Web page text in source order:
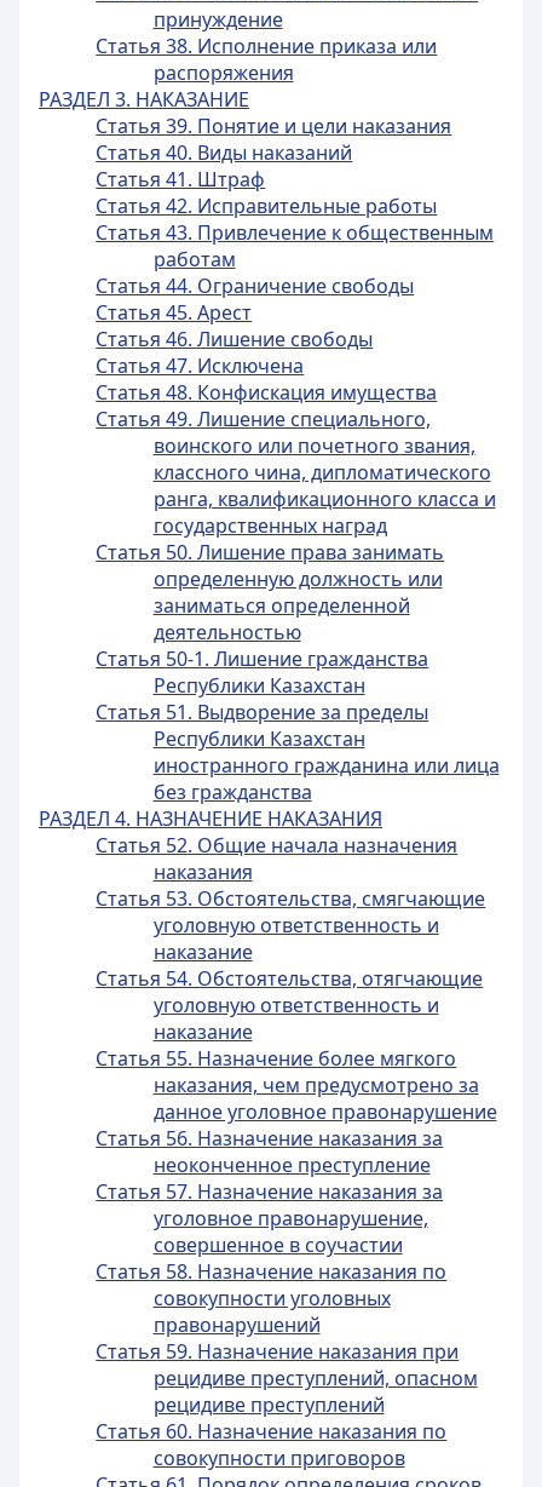
принуждение
Статья 38. Исполнение приказа или
распоряжения
РАЗДЕЛ 3. НАКАЗАНИЕ
Статья 39. Понятие и цели наказания
Статья 40. Виды наказаний
Статья 41. Штраф
Статья 42. Исправительные работы
Статья 43. Привлечение к общественным
работам
Статья 44. Ограничение свободы
Статья 45. Арест
Статья 46. Лишение свободы
Статья 47. Исключена
Статья 48. Конфискация имущества
Статья 49. Лишение специального,
воинского или почетного звания,
классного чина, дипломатического
ранга, квалификационного класса и
государственных наград
Статья 50. Лишение права занимать
определенную должность или
заниматься определенной
деятельностью
Статья 50-1. Лишение гражданства
Республики Казахстан
Статья 51. Выдворение за пределы
Республики Казахстан
иностранного гражданина или лица
без гражданства
РАЗДЕЛ 4. НАЗНАЧЕНИЕ НАКАЗАНИЯ
Статья 52. Общие начала назначения
наказания
Статья 53. Обстоятельства, смягчающие
уголовную ответственность и
наказание
Статья 54. Обстоятельства, отягчающие
уголовную ответственность и
наказание
Статья 55. Назначение более мягкого
наказания, чем предусмотрено за
данное уголовное правонарушение
Статья 56. Назначение наказания за
неоконченное преступление
Статья 57. Назначение наказания за
уголовное правонарушение,
совершенное в соучастии
Статья 58. Назначение наказания по
совокупности уголовных
правонарушений
Статья 59. Назначение наказания при
рецидиве преступлений, опасном
рецидиве преступлений
Статья 60. Назначение наказания по
совокупности приговоров